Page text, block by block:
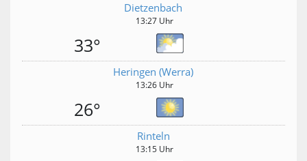
Dietzenbach
13:27 Uhr
33°
Heringen (Werra)
13:26 Uhr
26°
Rinteln
13:15 Uhr